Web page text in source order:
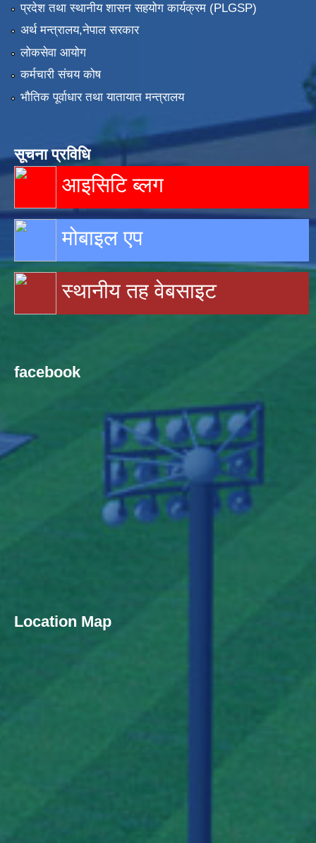
प्रदेश तथा स्थानीय शासन सहयोग कार्यक्रम (PLGSP)
अर्थ मन्त्रालय,नेपाल सरकार
लोकसेवा आयोग
कर्मचारी संचय कोष
भौतिक पूर्वाधार तथा यातायात मन्त्रालय
सूचना प्रविधि
आइसिटि ब्लग
मोबाइल एप
स्थानीय तह वेबसाइट
facebook
Location Map